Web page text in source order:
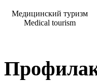
Медицинский туризм
Medical tourism